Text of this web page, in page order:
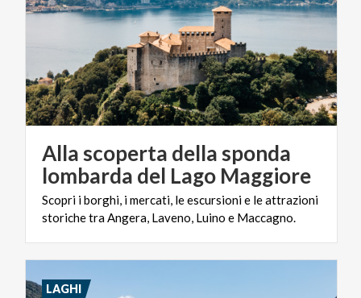
Alla scoperta della sponda
lombarda del Lago Maggiore
Scopri iborghi, imercati, leescursionie leattrazioni
storichetraAngera, Laveno, Luino e Maccagno.
LAGHI